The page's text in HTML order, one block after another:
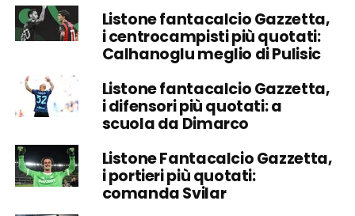
Listone fantacalcio Gazzetta,
i centrocampisti più quotati:
Calhanoglu meglio di Pulisic
Listone fantacalcio Gazzetta,
i difensori più quotati: a
scuola da Dimarco
Listone Fantacalcio Gazzetta,
i portieri più quotati:
comanda Svilar